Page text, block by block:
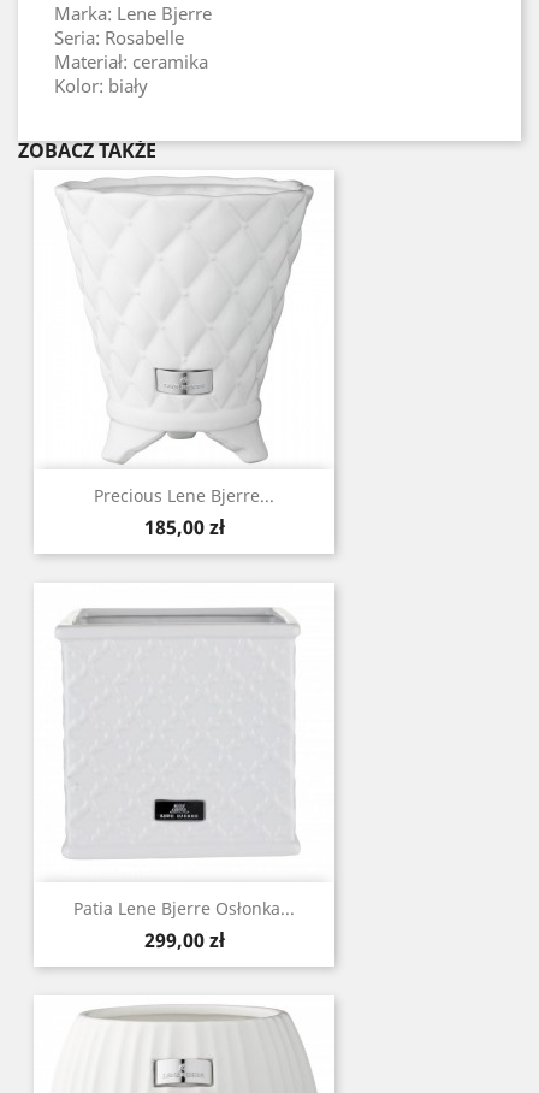
Marka: Lene Bjerre
Seria: Rosabelle
Materiał: ceramika
Kolor: biały
ZOBACZ TAKŻE
Precious Lene Bjerre...
Cena
185,00 zł
Patia Lene Bjerre Osłonka...
Cena
299,00 zł